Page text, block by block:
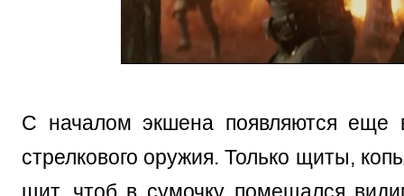
С началом экшена появляются еще
стрелкового оружия. Только щиты,
щит, чтоб в сумочку помещался